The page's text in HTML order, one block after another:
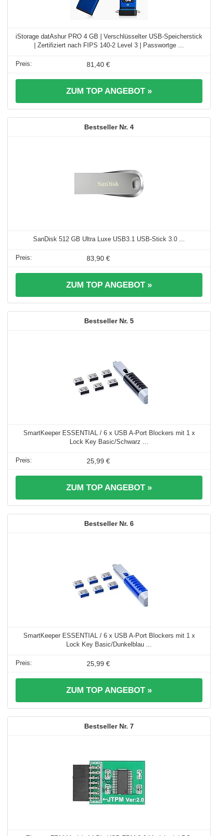
iStorage datAshur PRO 4 GB | Verschlüsselter USB-Speicherstick
| Zertifiziert nach FIPS 140-2 Level 3 | Passwortge ...
81,40 €
ZUM TOP ANGEBOT »
4
SanDisk 512 GB Ultra Luxe USB3.1 USB-Stick 3.0 ...
83,90 €
ZUM TOP ANGEBOT »
5
SmartKeeper ESSENTIAL / 6 x USB A-Port Blockers mit 1 x
Lock Key Basic/Schwarz ...
25,99 €
ZUM TOP ANGEBOT »
6
SmartKeeper ESSENTIAL / 6 x USB A-Port Blockers mit 1 x
Lock Key Basic/Dunkelblau ...
25,99 €
ZUM TOP ANGEBOT »
7